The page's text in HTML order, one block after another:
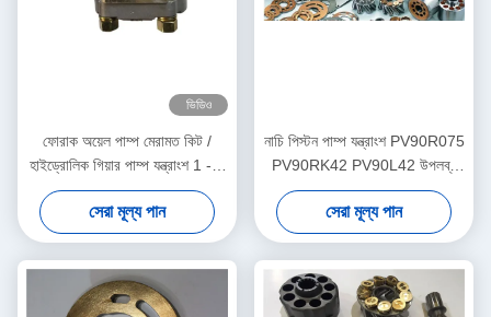
ভিডিও
ফোরাক অয়েল পাম্প মেরামত কিট /
হাইড্রোলিক গিয়ার পাম্প যন্ত্রাংশ 1 - 3
কার্যদিবসের শিপিং
সেরা মূল্য পান
নাচি পিস্টন পাম্প যন্ত্রাংশ PV90R075
PV90RK42 PV90L42 উপলব্ধ
ISO শংসাপত্র
সেরা মূল্য পান